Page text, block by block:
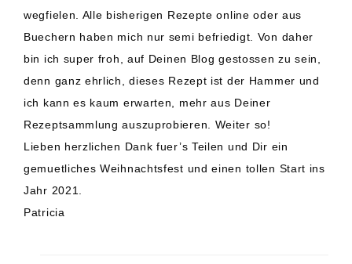
wegfielen. Alle bisherigen Rezepte online oder aus
Buechern haben mich nur semi befriedigt. Von daher
bin ich super froh, auf Deinen Blog gestossen zu sein,
denn ganz ehrlich, dieses Rezept ist der Hammer und
ich kann es kaum erwarten, mehr aus Deiner
Rezeptsammlung auszuprobieren. Weiter so!
Lieben herzlichen Dank fuer’s Teilen und Dir ein
gemuetliches Weihnachtsfest und einen tollen Start ins
Jahr 2021.
Patricia